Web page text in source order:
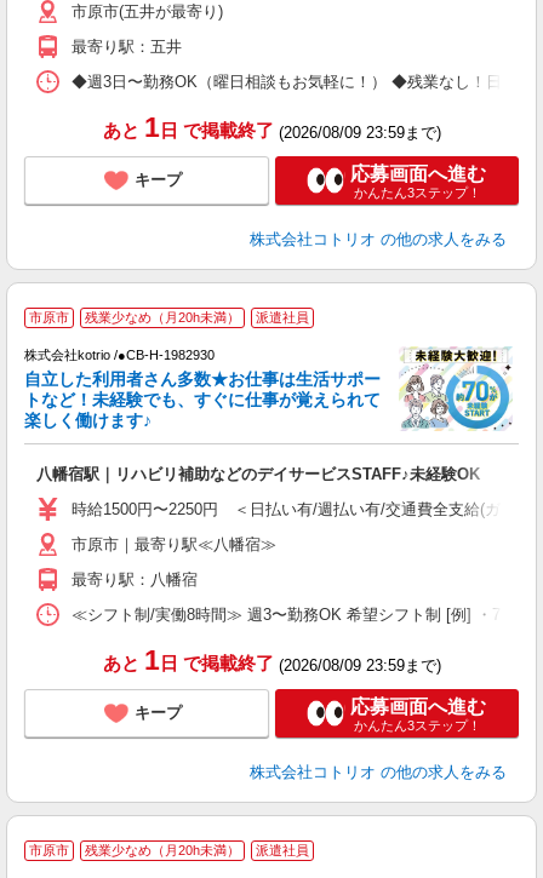
市原市(五井が最寄り)
最寄り駅：五井
◆週3日〜勤務OK（曜日相談もお気軽に！） ◆残業なし！日勤の
あと 1日 で掲載終了 (2026/08/09 23:59まで)
キープ 応募画面へ進む
かんたん3ステップ！
株式会社コトリオ の他の求人をみる
市原市 残業少なめ（月20h未満） 派遣社員
株式会社kotrio /●CB-H-1982930
自立した利用者さん多数★お仕事は生活サポー
トなど！未経験でも、すぐに仕事が覚えられて
楽しく働けます♪
八幡宿駅｜リハビリ補助などのデイサービスSTAFF♪未経験OK
時給1500円〜2250円 ＜日払い有/週払い有/交通費全支給(ガソリ
市原市｜最寄り駅≪八幡宿≫
最寄り駅：八幡宿
≪シフト制/実働8時間≫ 週3〜勤務OK 希望シフト制 [例] ・7:30
あと 1日 で掲載終了 (2026/08/09 23:59まで)
キープ 応募画面へ進む
かんたん3ステップ！
株式会社コトリオ の他の求人をみる
市原市 残業少なめ（月20h未満） 派遣社員